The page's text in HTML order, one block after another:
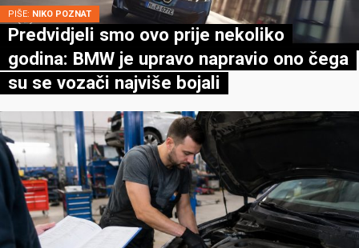
PIŠE: NIKO POZNAT
Predvidjeli smo ovo prije nekoliko
godina: BMW je upravo napravio ono čega
su se vozači najviše bojali